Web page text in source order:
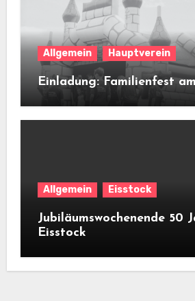
Allgemein Hauptverein
Einladung: Familienfest
Allgemein Eisstock
Jubiläumswochenende 50
Eisstock